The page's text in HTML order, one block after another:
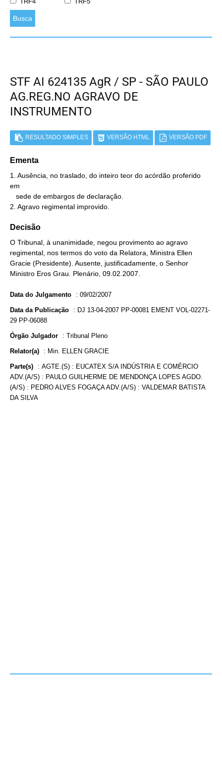
Busca
STF AI 624135 AgR / SP - SÃO PAULO
AG.REG.NO AGRAVO DE
INSTRUMENTO
RESULTADO SIMPLES VERSÃO HTML VERSÃO PDF
Ementa
1. Ausência, no traslado, do inteiro teor do acórdão proferido
em
2. Agravo regimental improvido.
Decisão
O Tribunal, à unanimidade, negou provimento ao agravo
regimental, nos termos do voto da Relatora, Ministra Ellen
Gracie (Presidente). Ausente, justificadamente, o Senhor
Ministro Eros Grau. Plenário, 09.02.2007.
Data do Julgamento : 09/02/2007
Data da Publicação : DJ 13-04-2007 PP-00081 EMENT VOL-02271-
29 PP-06088
Órgão Julgador : Tribunal Pleno
Relator(a) : Min. ELLEN GRACIE
Parte(s) : AGTE.(S) : EUCATEX S/A INDÚSTRIA E COMÉRCIO
ADV.(A/S) : PAULO GUILHERME DE MENDONÇA LOPES AGDO.
(A/S) : PEDRO ALVES FOGAÇA ADV.(A/S) : VALDEMAR BATISTA
DA SILVA